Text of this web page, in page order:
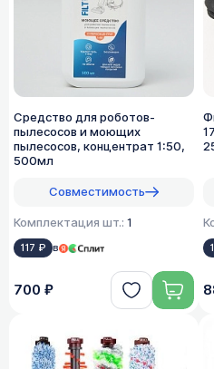
Средство для роботов-
пылесосов и моющих
пылесосов, концентрат 1:50,
500мл
Совместимость
Комплектация шт.: 1
117 ₽ в
700 ₽